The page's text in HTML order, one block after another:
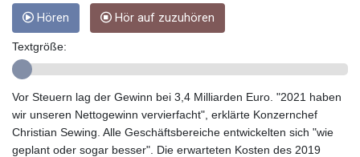
GIP 0.856369
GMD 85.263702
GTQ 8.808015
GYD 241.504196
HKD 9.039024
HNL 30.940078
HRK 7.533599
HTG 150.927975
Hören Hör auf zuzuhören
Textgröße:
Vor Steuern lag der Gewinn bei 3,4 Milliarden Euro. "2021 haben
wir unseren Nettogewinn vervierfacht", erklärte Konzernchef
Christian Sewing. Alle Geschäftsbereiche entwickelten sich "wie
geplant oder sogar besser". Die erwarteten Kosten des 2019